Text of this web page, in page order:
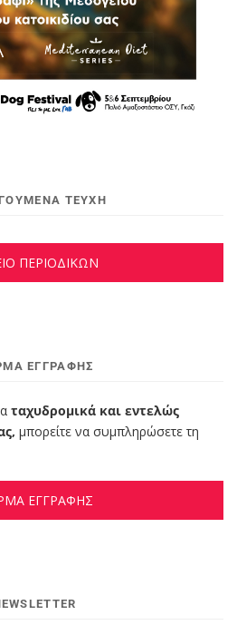
ΤΕΥΧΗ
ΠΕΡΙΟΔΙΚΩΝ
ΕΓΓΡΑΦΉΣ
ταχυδρομικά και εντελώς
μπορείτε να συμπληρώσετε τη
ΕΓΓΡΑΦΗΣ